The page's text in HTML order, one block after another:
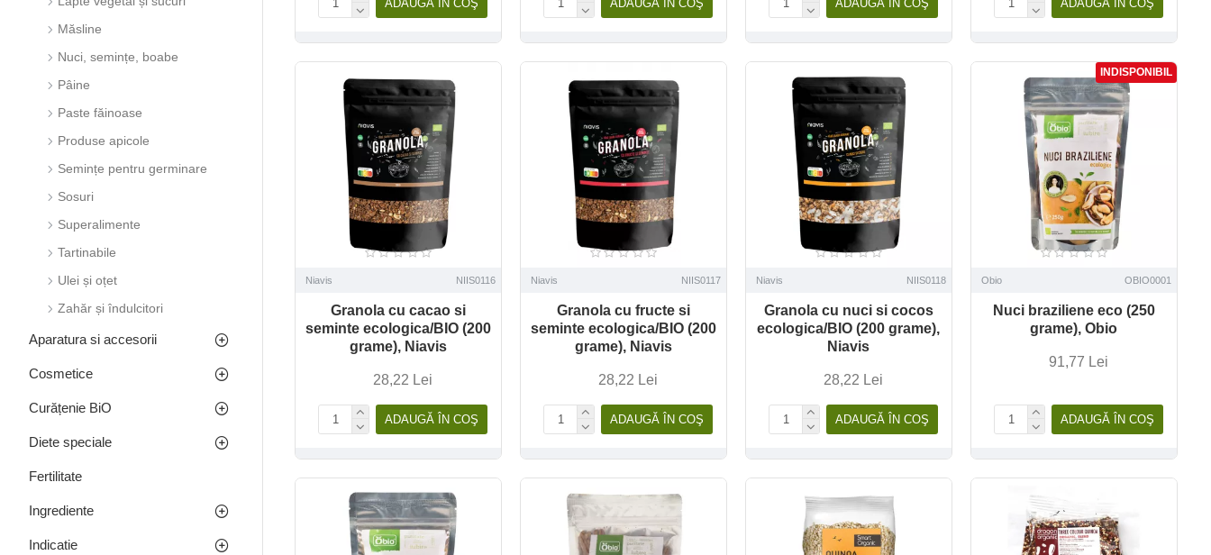
Măsline
Nuci, semințe, boabe
Pâine
Paste făinoase
Produse apicole
Semințe pentru germinare
Sosuri
Superalimente
Tartinabile
Ulei și oțet
Zahăr și îndulcitori
Aparatura si accesorii
Cosmetice
Curățenie BiO
Diete speciale
Fertilitate
Ingrediente
Indicatie
ADAUGĂ ÎN COŞ ADAUGĂ ÎN COŞ ADAUGĂ ÎN COŞ ADAUGĂ ÎN COŞ
Niavis NIIS0116
Granola cu cacao si
seminte ecologica/BIO (200
grame), Niavis
28,22 Lei
ADAUGĂ ÎN COŞ
Niavis NIIS0117
Granola cu fructe si
seminte ecologica/BIO (200
grame), Niavis
28,22 Lei
ADAUGĂ ÎN COŞ
Niavis NIIS0118
Granola cu nuci si cocos
ecologica/BIO (200 grame),
Niavis
28,22 Lei
ADAUGĂ ÎN COŞ
INDISPONIBIL
Obio OBIO0001
Nuci braziliene eco (250
grame), Obio
91,77 Lei
ADAUGĂ ÎN COŞ